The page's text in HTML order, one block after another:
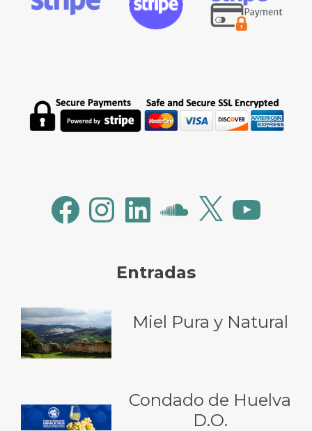
FacebookInstagramLinkedInSoundCloud
X YouTube
Entradas
Miel Pura y Natural
Condado de Huelva
D.O.